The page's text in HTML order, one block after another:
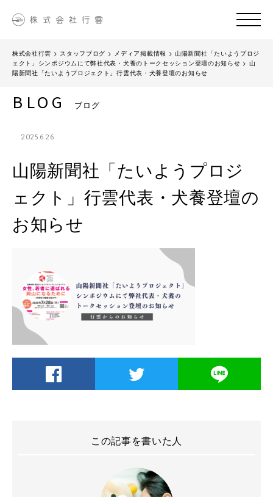
株式会社行雲 > スタッフブログ > メディア掲載情報 >山陽新聞社「たいようプロジ
ェクト」シンポジウムにて弊社代表・犬養のトークセッション登壇のお知らせ > 山
陽新聞社「たいようプロジェクト」行雲代表・犬養登壇のお知らせ
BLOG ブログ
2025.6.26
山陽新聞社「たいようプロジ
ェクト」行雲代表・犬養登壇の
お知らせ
この記事を書いた人